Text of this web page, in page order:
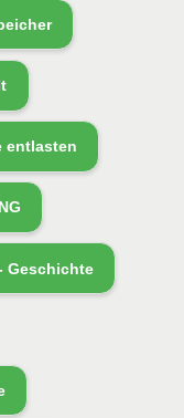
entlasten
Geschichte